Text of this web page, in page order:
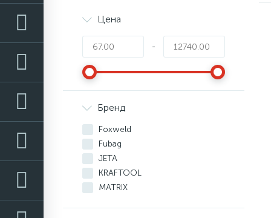
Цена
-
Бренд
Foxweld
Fubag
JETA
KRAFTOOL
MATRIX